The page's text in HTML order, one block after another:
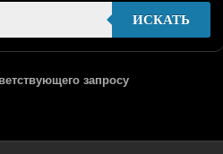
ИСКАТЬ
запросу